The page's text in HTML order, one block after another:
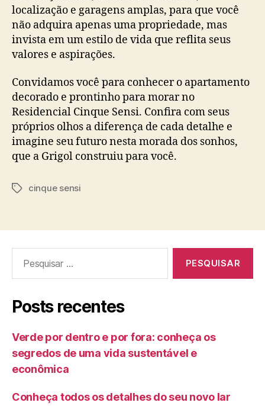
localização e garagens amplas, para que você
não adquira apenas uma propriedade, mas
invista em um estilo de vida que reflita seus
valores e aspirações.
Convidamos você para conhecer o apartamento
decorado e prontinho para morar no
Residencial Cinque Sensi. Confira com seus
próprios olhos a diferença de cada detalhe e
imagine seu futuro nesta morada dos sonhos,
que a Grigol construiu para você.
cinque sensi
Posts recentes
Verde por dentro e por fora: conheça os
segredos de uma vida sustentável e
econômica
Conheça todos os detalhes do seu novo lar